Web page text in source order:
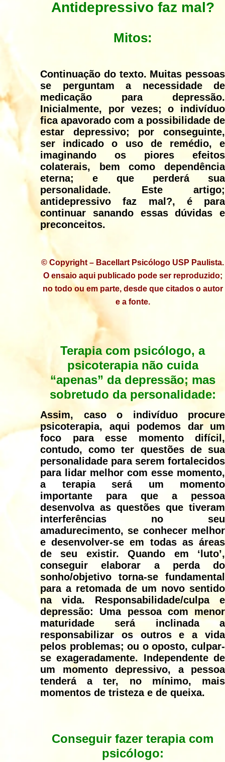
Antidepressivo faz mal?
Mitos:
Continuação do texto. Muitas pessoas
se perguntam a necessidade de
medicação para depressão.
Inicialmente, por vezes; o indivíduo
fica apavorado com a possibilidade de
estar depressivo; por conseguinte,
ser indicado o uso de remédio, e
imaginando os piores efeitos
colaterais, bem como dependência
eterna; e que perderá sua
personalidade. Este artigo;
antidepressivo faz mal?, é para
continuar sanando essas dúvidas e
preconceitos.
© Copyright – Bacellart Psicólogo USP Paulista.
O ensaio aqui publicado pode ser reproduzido;
no todo ou em parte, desde que citados o autor
e a fonte.
Terapia com psicólogo, a
psicoterapia não cuida
“apenas” da depressão; mas
sobretudo da personalidade:
Assim, caso o indivíduo procure
psicoterapia, aqui podemos dar um
foco para esse momento difícil,
contudo, como ter questões de sua
personalidade para serem fortalecidos
para lidar melhor com esse momento,
a terapia será um momento
importante para que a pessoa
desenvolva as questões que tiveram
interferências no seu
amadurecimento, se conhecer melhor
e desenvolver-se em todas as áreas
de seu existir. Quando em ‘luto’,
conseguir elaborar a perda do
sonho/objetivo torna-se fundamental
para a retomada de um novo sentido
na vida. Responsabilidade/culpa e
depressão: Uma pessoa com menor
maturidade será inclinada a
responsabilizar os outros e a vida
pelos problemas; ou o oposto, culpar-
se exageradamente. Independente de
um momento depressivo, a pessoa
tenderá a ter, no mínimo, mais
momentos de tristeza e de queixa.
Conseguir fazer terapia com
psicólogo: